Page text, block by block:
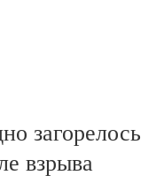
загорелось
взрыва